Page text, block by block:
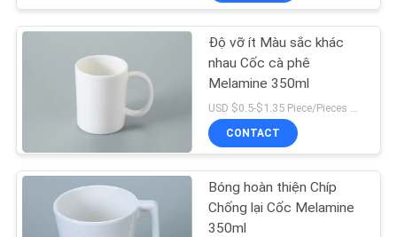
CHÚNG
QUAN
NHÀ
Bộ bát đĩa
Melamine
22
25
Độ vỡ ít Màu sắc khác
nhau Cốc cà phê
Melamine 350ml
CONTACT
Bóng hoàn thiện Chíp
Chống lại Cốc Melamine
350ml